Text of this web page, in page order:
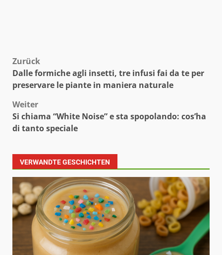
Beitragsnavigation
Zurück
Dalle formiche agli insetti, tre infusi fai da te per
preservare le piante in maniera naturale
Weiter
Si chiama “White Noise” e sta spopolando: cos’ha
di tanto speciale
VERWANDTE GESCHICHTEN